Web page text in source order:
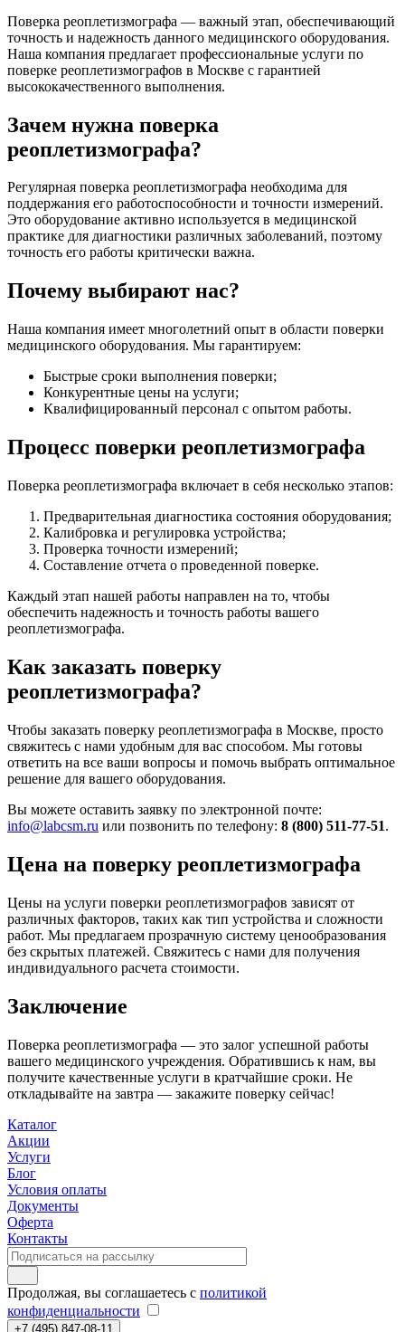
Поверка реоплетизмографа — важный этап, обеспечивающий
точность и надежность данного медицинского оборудования.
Наша компания предлагает профессиональные услуги по
поверке реоплетизмографов в Москве с гарантией
высококачественного выполнения.
Зачем нужна поверка
реоплетизмографа?
Регулярная поверка реоплетизмографа необходима для
поддержания его работоспособности и точности измерений.
Это оборудование активно используется в медицинской
практике для диагностики различных заболеваний, поэтому
точность его работы критически важна.
Почему выбирают нас?
Наша компания имеет многолетний опыт в области поверки
медицинского оборудования. Мы гарантируем:
Быстрые сроки выполнения поверки;
Конкурентные цены на услуги;
Квалифицированный персонал с опытом работы.
Процесс поверки реоплетизмографа
Поверка реоплетизмографа включает в себя несколько этапов:
Предварительная диагностика состояния оборудования;
Калибровка и регулировка устройства;
Проверка точности измерений;
Составление отчета о проведенной поверке.
Каждый этап нашей работы направлен на то, чтобы
обеспечить надежность и точность работы вашего
реоплетизмографа.
Как заказать поверку
реоплетизмографа?
Чтобы заказать поверку реоплетизмографа в Москве, просто
свяжитесь с нами удобным для вас способом. Мы готовы
ответить на все ваши вопросы и помочь выбрать оптимальное
решение для вашего оборудования.
Вы можете оставить заявку по электронной почте:
info@labcsm.ru или позвонить по телефону: 8 (800) 511-77-51.
Цена на поверку реоплетизмографа
Цены на услуги поверки реоплетизмографов зависят от
различных факторов, таких как тип устройства и сложности
работ. Мы предлагаем прозрачную систему ценообразования
без скрытых платежей. Свяжитесь с нами для получения
индивидуального расчета стоимости.
Заключение
Поверка реоплетизмографа — это залог успешной работы
вашего медицинского учреждения. Обратившись к нам, вы
получите качественные услуги в кратчайшие сроки. Не
откладывайте на завтра — закажите поверку сейчас!
Каталог
Акции
Услуги
Блог
Условия оплаты
Документы
Оферта
Контакты
Продолжая, вы соглашаетесь с политикой
конфиденциальности
+7 (495) 847-08-11